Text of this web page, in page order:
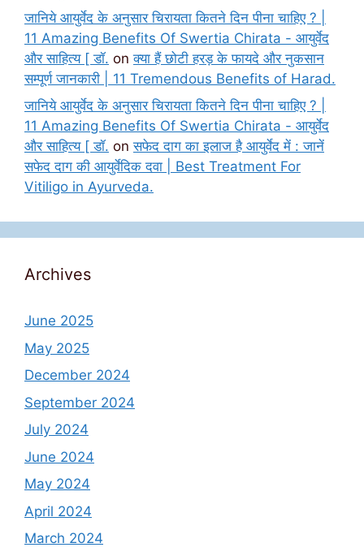
जानिये आयुर्वेद के अनुसार चिरायता कितने दिन पीना चाहिए ? |
11 Amazing Benefits Of Swertia Chirata - आयुर्वेद
और साहित्य [ डॉ. onक्या हैं छोटी हरड़ के फायदे और नुकसान
सम्पूर्ण जानकारी | 11 Tremendous Benefits of Harad.
जानिये आयुर्वेद के अनुसार चिरायता कितने दिन पीना चाहिए ? |
11 Amazing Benefits Of Swertia Chirata - आयुर्वेद
और साहित्य [ डॉ. onसफेद दाग का इलाज है आयुर्वेद में : जानें
सफेद दाग की आयुर्वेदिक दवा | Best Treatment For
Vitiligo in Ayurveda.
Archives
June 2025
May 2025
December 2024
September 2024
July 2024
June 2024
May 2024
April 2024
March 2024